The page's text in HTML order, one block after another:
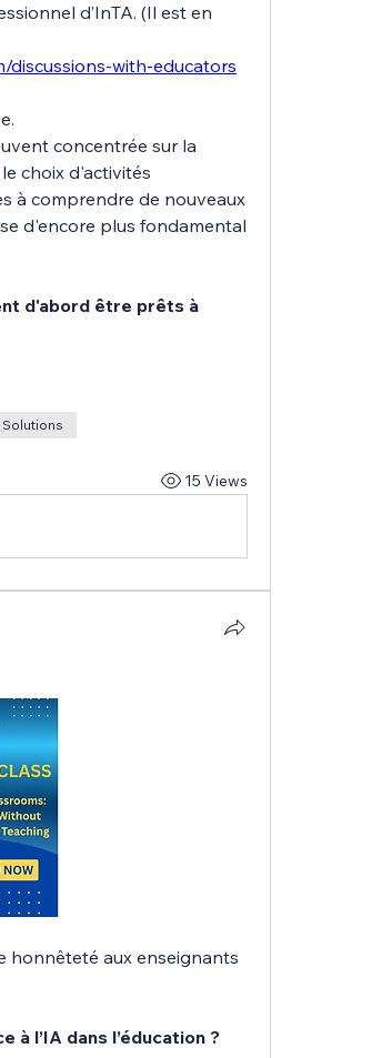
d’InTA. (Il est en
discussions-with-educators
concentrée sur la
choix d'activités
à comprendre de nouveaux
d'encore plus fondamental
d'abord être prêts à
15 Views
honnêteté aux enseignants
l’IA dans l’éducation ?